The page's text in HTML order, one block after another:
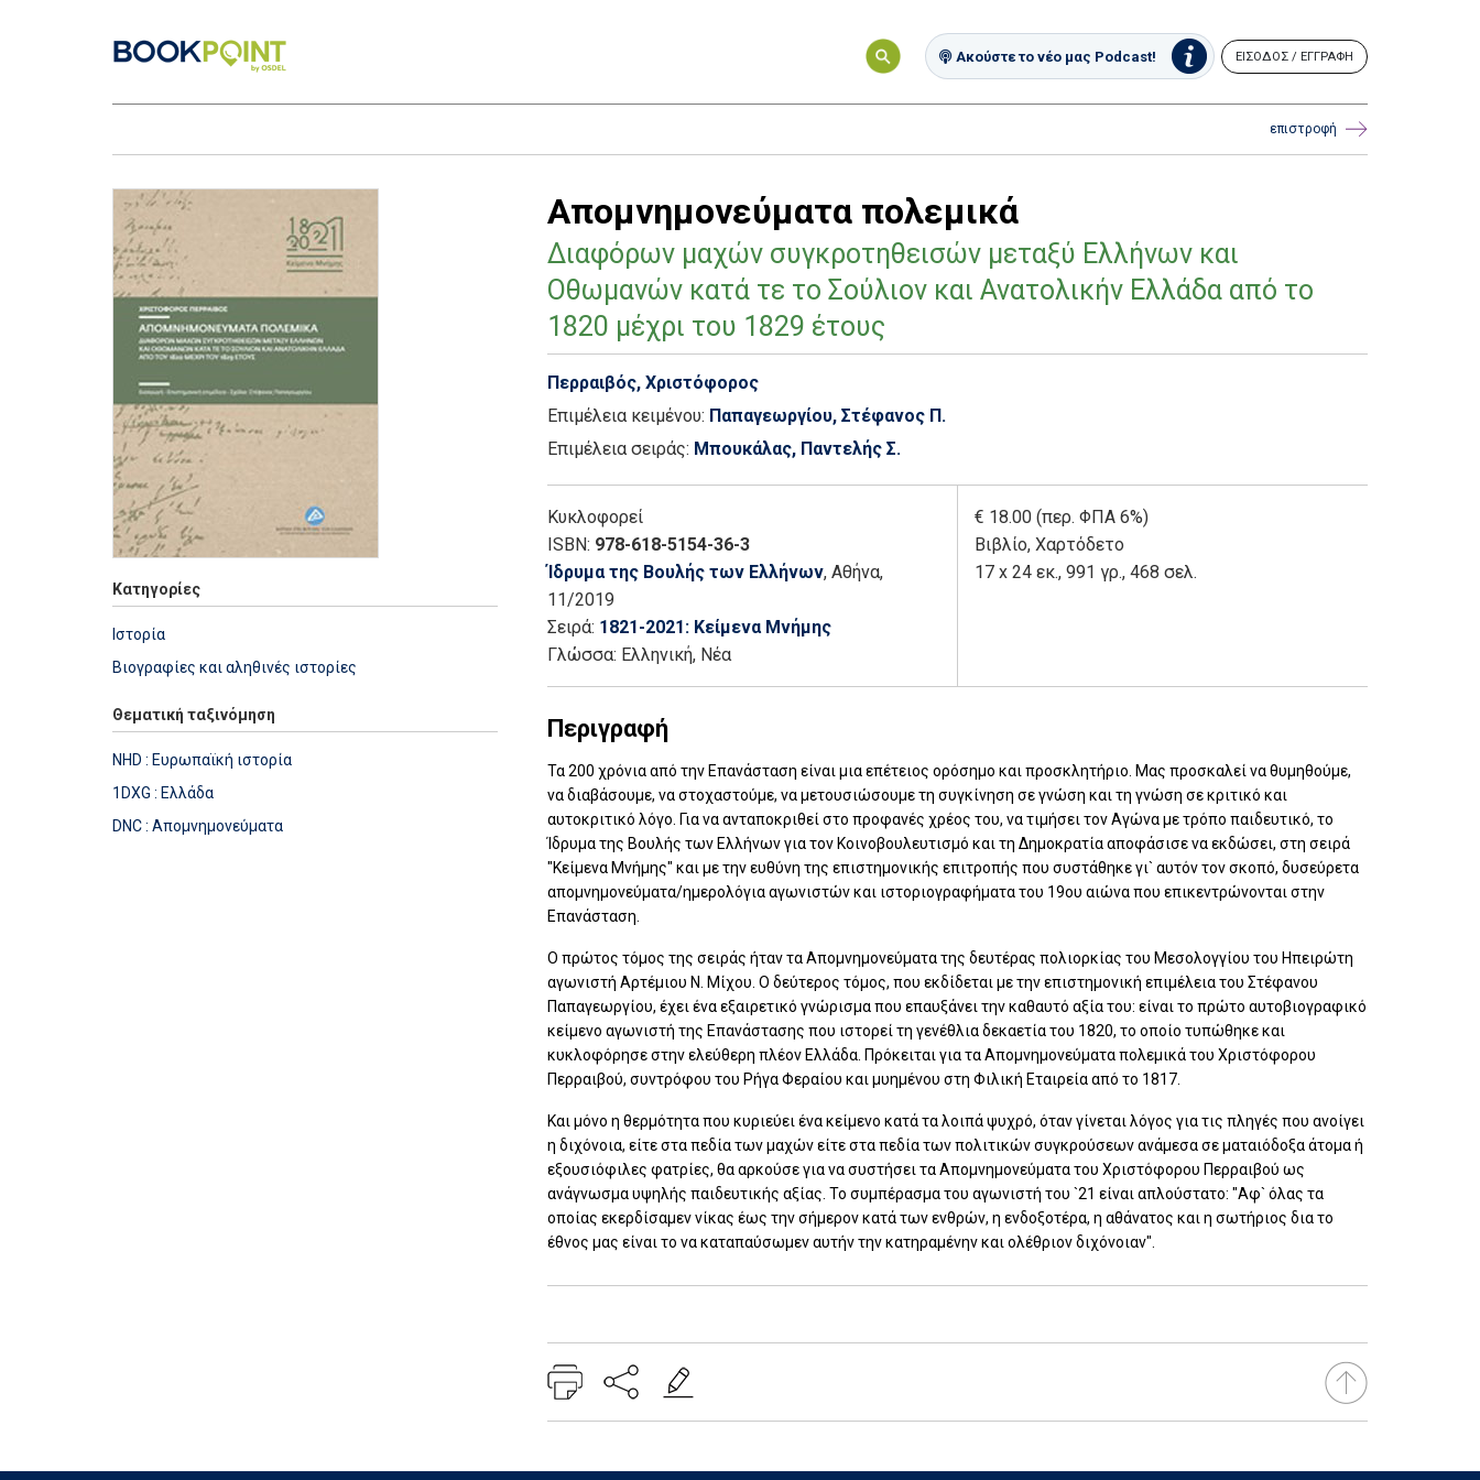
Ακούστε το νέο μας Podcast! ΕΙΣΟΔΟΣ / ΕΓΓΡΑΦΗ
επιστροφή
Κατηγορίες
Ιστορία
Βιογραφίες και αληθινές ιστορίες
Θεματική ταξινόμηση
NHD : Ευρωπαϊκή ιστορία
1DXG : Ελλάδα
DNC : Απομνημονεύματα
Απομνημονεύματα πολεμικά
Διαφόρων μαχών συγκροτηθεισών μεταξύ Ελλήνων και
Οθωμανών κατά τε το Σούλιον και Ανατολικήν Ελλάδα από το
1820 μέχρι του 1829 έτους
Περραιβός, Χριστόφορος
Επιμέλεια κειμένου: Παπαγεωργίου, Στέφανος Π.
Επιμέλεια σειράς: Μπουκάλας, Παντελής Σ.
Κυκλοφορεί
ISBN: 978-618-5154-36-3
Ίδρυμα της Βουλής των Ελλήνων, Αθήνα,
11/2019
Σειρά: 1821-2021: Κείμενα Μνήμης
Γλώσσα: Ελληνική, Νέα
€ 18.00 (περ. ΦΠΑ 6%)
Βιβλίο, Χαρτόδετο
17 x 24 εκ., 991 γρ., 468 σελ.
Περιγραφή
Τα 200 χρόνια από την Επανάσταση είναι μια επέτειος ορόσημο και προσκλητήριο. Μας προσκαλεί να θυμηθούμε,
να διαβάσουμε, να στοχαστούμε, να μετουσιώσουμε τη συγκίνηση σε γνώση και τη γνώση σε κριτικό και
αυτοκριτικό λόγο. Για να ανταποκριθεί στο προφανές χρέος του, να τιμήσει τον Αγώνα με τρόπο παιδευτικό, το
Ίδρυμα της Βουλής των Ελλήνων για τον Κοινοβουλευτισμό και τη Δημοκρατία αποφάσισε να εκδώσει, στη σειρά
"Κείμενα Μνήμης" και με την ευθύνη της επιστημονικής επιτροπής που συστάθηκε γι` αυτόν τον σκοπό, δυσεύρετα
απομνημονεύματα/ημερολόγια αγωνιστών και ιστοριογραφήματα του 19ου αιώνα που επικεντρώνονται στην
Επανάσταση.
Ο πρώτος τόμος της σειράς ήταν τα Απομνημονεύματα της δευτέρας πολιορκίας του Μεσολογγίου του Ηπειρώτη
αγωνιστή Αρτέμιου Ν. Μίχου. Ο δεύτερος τόμος, που εκδίδεται με την επιστημονική επιμέλεια του Στέφανου
Παπαγεωργίου, έχει ένα εξαιρετικό γνώρισμα που επαυξάνει την καθαυτό αξία του: είναι το πρώτο αυτοβιογραφικό
κείμενο αγωνιστή της Επανάστασης που ιστορεί τη γενέθλια δεκαετία του 1820, το οποίο τυπώθηκε και
κυκλοφόρησε στην ελεύθερη πλέον Ελλάδα. Πρόκειται για τα Απομνημονεύματα πολεμικά του Χριστόφορου
Περραιβού, συντρόφου του Ρήγα Φεραίου και μυημένου στη Φιλική Εταιρεία από το 1817.
Και μόνο η θερμότητα που κυριεύει ένα κείμενο κατά τα λοιπά ψυχρό, όταν γίνεται λόγος για τις πληγές που ανοίγει
η διχόνοια, είτε στα πεδία των μαχών είτε στα πεδία των πολιτικών συγκρούσεων ανάμεσα σε ματαιόδοξα άτομα ή
εξουσιόφιλες φατρίες, θα αρκούσε για να συστήσει τα Απομνημονεύματα του Χριστόφορου Περραιβού ως
ανάγνωσμα υψηλής παιδευτικής αξίας. Το συμπέρασμα του αγωνιστή του `21 είναι απλούστατο: "Αφ` όλας τα
οποίας εκερδίσαμεν νίκας έως την σήμερον κατά των ενθρών, η ενδοξοτέρα, η αθάνατος και η σωτήριος δια το
έθνος μας είναι το να καταπαύσωμεν αυτήν την κατηραμένην και ολέθριον διχόνοιαν".